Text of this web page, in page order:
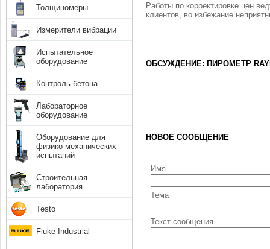
Работы по корректировке цен
клиентов, во избежание
ОБСУЖДЕНИЕ: ПИРОМЕТР
НОВОЕ СООБЩЕНИЕ
Имя
Тема
Текст сообщения
Толщиномеры
Измерители вибрации
Испытательное
оборудование
Контроль бетона
Лабораторное
оборудование
Оборудование для
физико-механических
испытаний
Строительная
лаборатория
Testo
Fluke Industrial